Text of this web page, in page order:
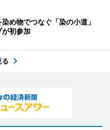
染め物でつなぐ「染の小道」
が初参加
る